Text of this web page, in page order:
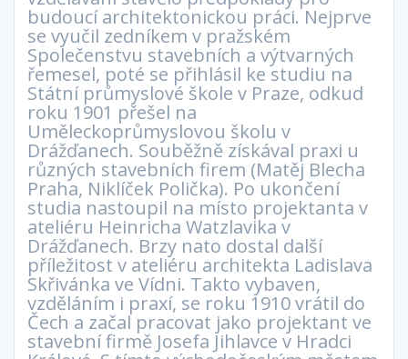
budoucí architektonickou práci. Nejprve
se vyučil zedníkem v pražském
Společenstvu stavebních a výtvarných
řemesel, poté se přihlásil ke studiu na
Státní průmyslové škole v Praze, odkud
roku 1901 přešel na
Uměleckoprůmyslovou školu v
Drážďanech. Souběžně získával praxi u
různých stavebních firem (Matěj Blecha
Praha, Niklíček Polička). Po ukončení
studia nastoupil na místo projektanta v
ateliéru Heinricha Watzlavika v
Drážďanech. Brzy nato dostal další
příležitost v ateliéru architekta Ladislava
Skřivánka ve Vídni. Takto vybaven,
vzděláním i praxí, se roku 1910 vrátil do
Čech a začal pracovat jako projektant ve
stavební firmě Josefa Jihlavce v Hradci